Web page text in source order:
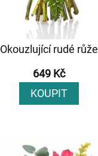
Okouzlující rudé růže
649 Kč
KOUPIT